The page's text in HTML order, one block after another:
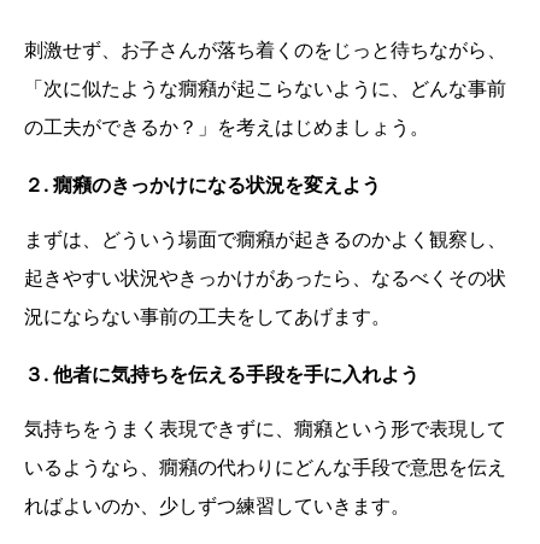
刺激せず、お子さんが落ち着くのをじっと待ちながら、
「次に似たような癇癪が起こらないように、どんな事前
の工夫ができるか？」を考えはじめましょう。
２. 癇癪のきっかけになる状況を変えよう
まずは、どういう場面で癇癪が起きるのかよく観察し、
起きやすい状況やきっかけがあったら、なるべくその状
況にならない事前の工夫をしてあげます。
３. 他者に気持ちを伝える手段を手に入れよう
気持ちをうまく表現できずに、癇癪という形で表現して
いるようなら、癇癪の代わりにどんな手段で意思を伝え
ればよいのか、少しずつ練習していきます。